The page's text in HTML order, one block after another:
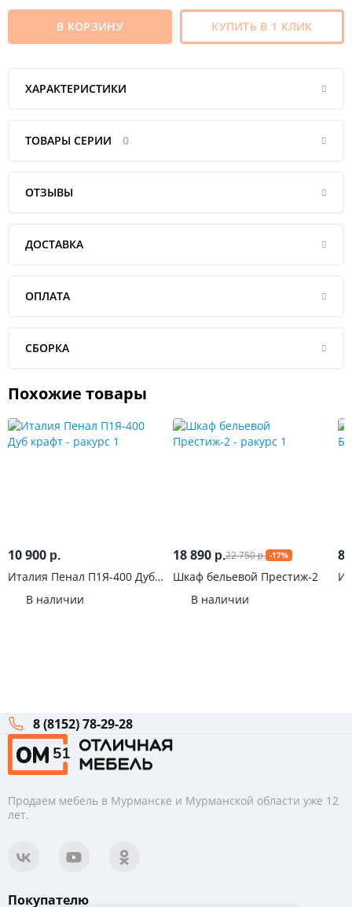
В КОРЗИНУ КУПИТЬ В 1 КЛИК
ХАРАКТЕРИСТИКИ
ТОВАРЫ СЕРИИ 0
ОТЗЫВЫ
ДОСТАВКА
ОПЛАТА
СБОРКА
Похожие товары
10 900 р.
Италия Пенал П1Я-400 Дуб
В наличии
18 890 р.22 750р. -17%
Шкаф бельевой Престиж-2
В наличии
8
8 (8152) 78-29-28
Продаем мебель в Мурманске и Мурманской области уже 12
лет.
Покупателю